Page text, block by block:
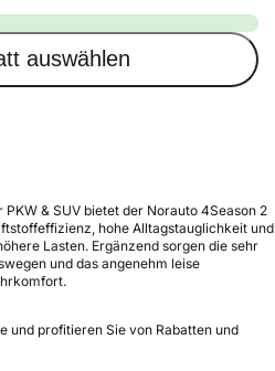
auswählen
& SUV bietet der Norauto 4Season 2
hohe Alltagstauglichkeit und
Lasten. Ergänzend sorgen die sehr
und das angenehm leise
und profitieren Sie von Rabatten und